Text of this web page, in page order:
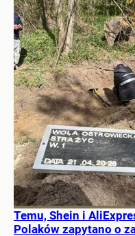
Temu, Shein i
Polaków zapytano o